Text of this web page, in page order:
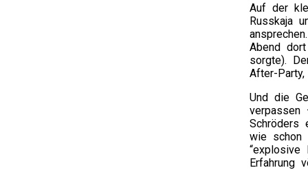
Auf der
Russkaja
Abend
sorgte).
After-
Und die
verpassen
Schröders
wie schon
“explosive
Erfahrung